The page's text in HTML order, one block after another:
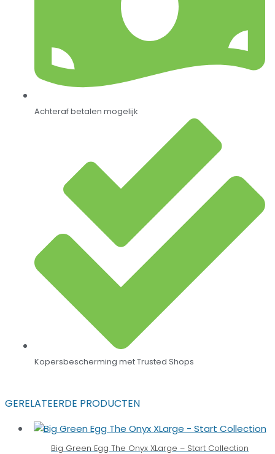
Achteraf betalen mogelijk
Kopersbescherming met Trusted Shops
GERELATEERDE PRODUCTEN
Big Green Egg The Onyx XLarge – Start Collection